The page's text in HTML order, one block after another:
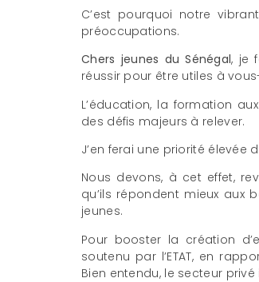
C’est pourquoi notre
préoccupations.
Chers jeunes du Sénégal, je
réussir pour être utiles à
L’éducation, la formation
des défis majeurs à relever.
J’en ferai une priorité
Nous devons, à cet effet,
qu’ils répondent mieux aux
jeunes.
Pour booster la création
soutenu par l’ETAT, en
Bien entendu, le secteur